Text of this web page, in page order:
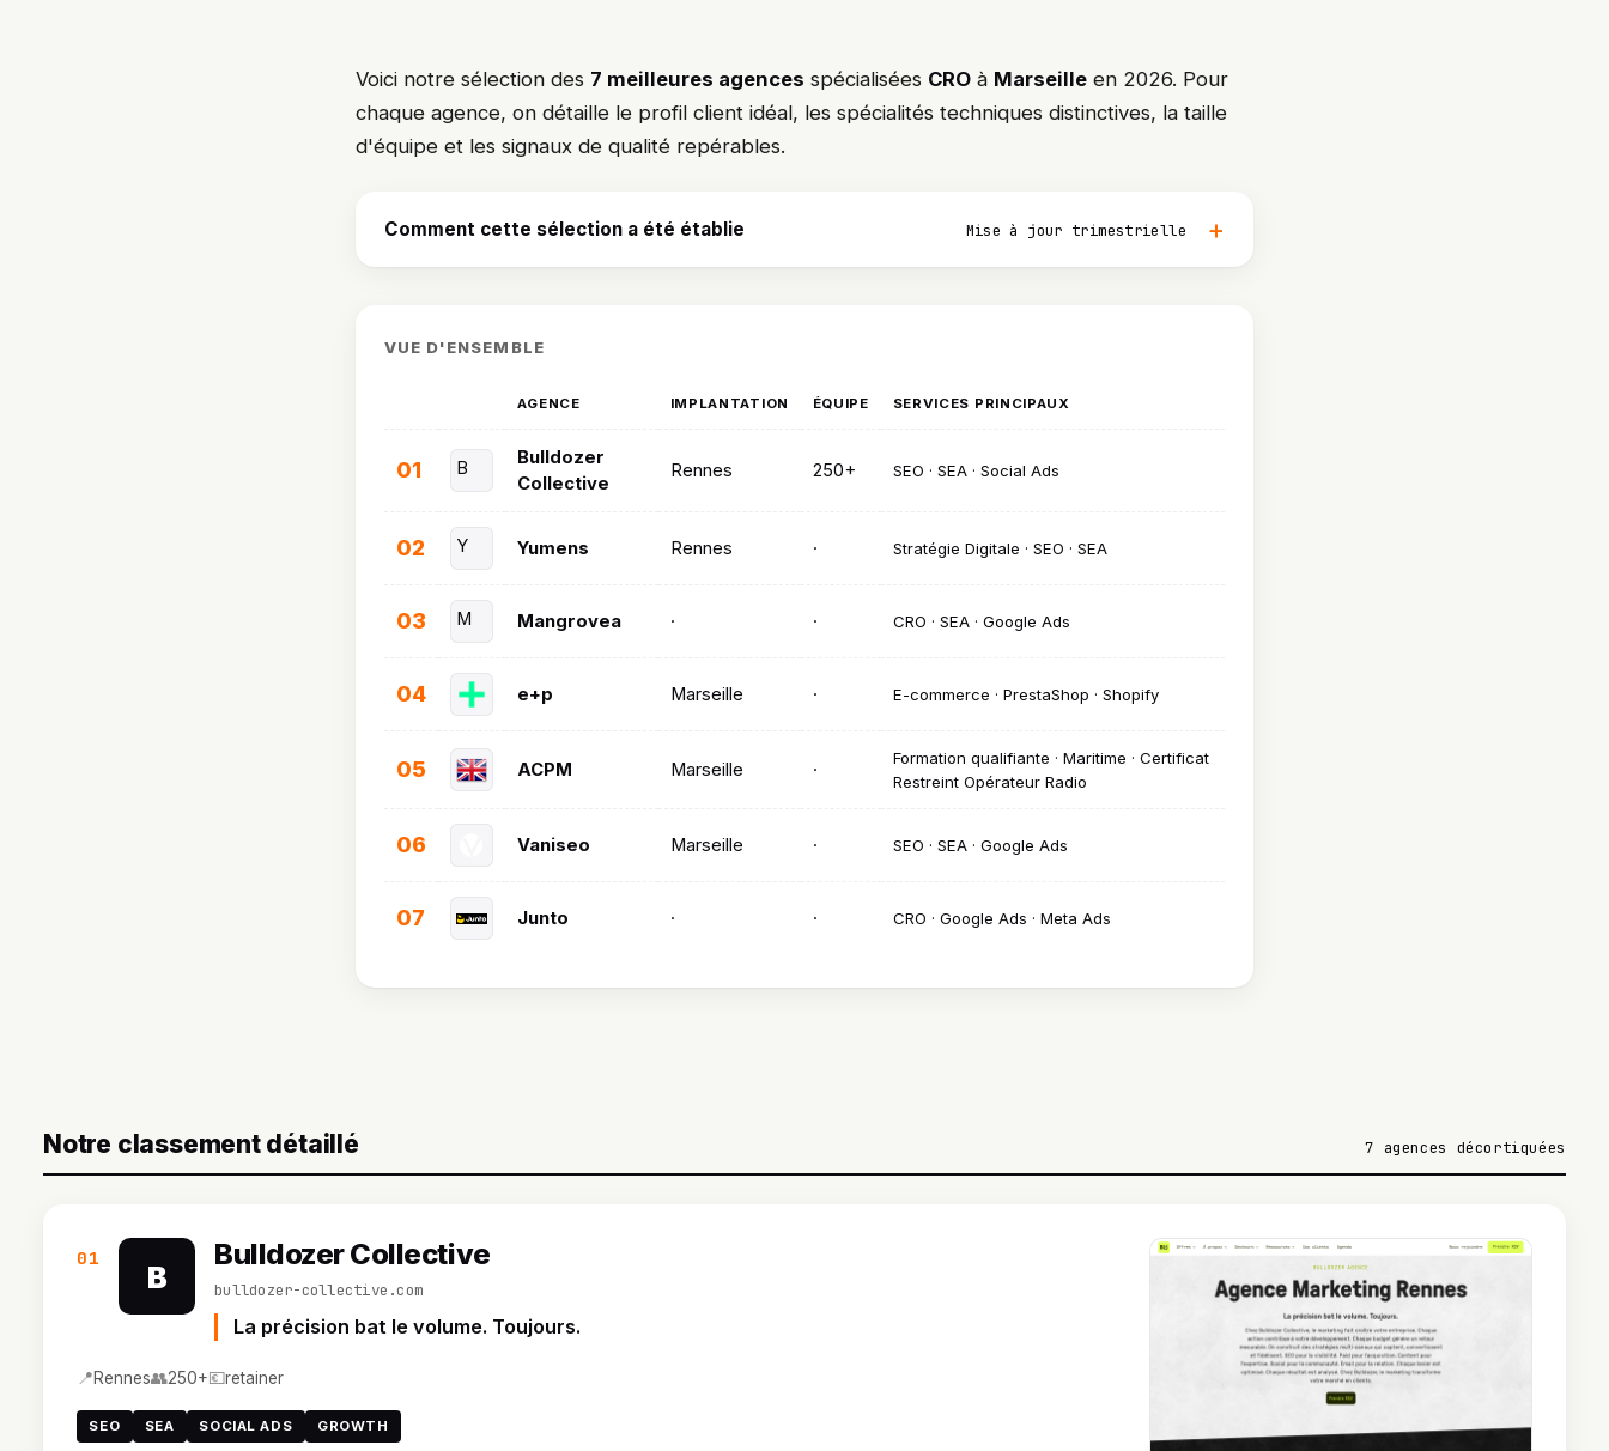
Voici notre sélection des 7 meilleures agences spécialisées CRO à Marseille en 2026. Pour
chaque agence, on détaille le profil client idéal, les spécialités techniques distinctives, la taille
d'équipe et les signaux de qualité repérables.
Comment cette sélection a été établie Mise à jour trimestrielle
VUE D'ENSEMBLE
AGENCE IMPLANTATION ÉQUIPE SERVICES PRINCIPAUX
01 B
Bulldozer
Collective
Rennes 250+ SEO · SEA · Social Ads
02 Y Yumens Rennes · Stratégie Digitale · SEO · SEA
03 M Mangrovea · · CRO · SEA · Google Ads
04 e+p Marseille · E-commerce · PrestaShop · Shopify
05 ACPM Marseille ·
Formation qualifiante · Maritime · Certificat
Restreint Opérateur Radio
06 Vaniseo Marseille · SEO · SEA · Google Ads
07 Junto · · CRO · Google Ads · Meta Ads
Notre classement détaillé 7 agences décortiquées
01
B
Bulldozer Collective
bulldozer-collective.com
La précision bat le volume. Toujours.
📍Rennes👥250+💶retainer
SEO SEA SOCIAL ADS GROWTH